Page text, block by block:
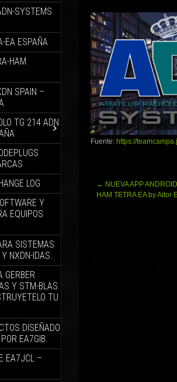
SYSTEMS
EA ESPAÑA
HAM
SPAIN –
TG 214 ADN
LOG
Y
EQUIPOS
SISTEMAS
NXDN-IDAS.
GERBER
Y STM-BLAS
TU
DISEÑADO
EA7GIB.
EA7JCL –
Fuente: https://
Navegación
de
← NUEVA APP
HAM TETRA EA by Aitor